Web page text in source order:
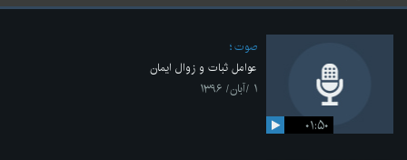
۰۱:۵۰
صوت
عوامل ثبات و زوال ایمان
۱ /آبان/ ۱۳۹۶